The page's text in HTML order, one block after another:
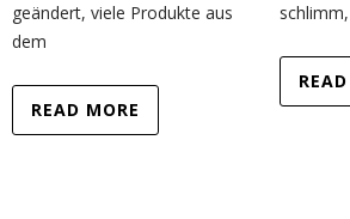
geändert, viele Produkte aus
dem
READ MORE